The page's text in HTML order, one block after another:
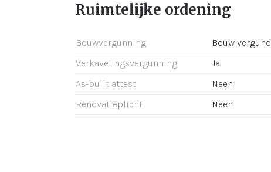
Ruimtelijke ordening
Bouwvergunning
Bouw vergund
Verkavelingsvergunning
Ja
As-built attest
Neen
Renovatieplicht
Neen